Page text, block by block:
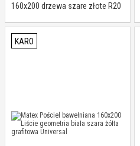
160x200 drzewa szare złote R20
KARO